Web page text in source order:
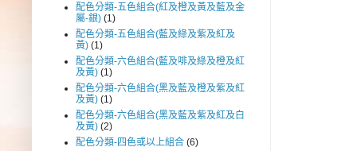
配色分類-五色組合(紅及橙及黃及藍及金
屬-銀) (1)
配色分類-五色組合(藍及綠及紫及紅及
黃) (1)
配色分類-六色組合(藍及啡及綠及橙及紅
及黃) (1)
配色分類-六色組合(黑及藍及橙及紫及紅
及黃) (1)
配色分類-六色組合(黑及藍及紫及紅及白
及黃) (2)
配色分類-四色或以上組合 (6)